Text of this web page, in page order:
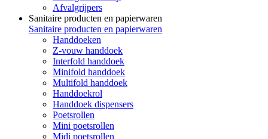
Afvalgrijpers
Sanitaire producten en papierwaren
Sanitaire producten en papierwaren
Handdoeken
Z-vouw handdoek
Interfold handdoek
Minifold handdoek
Multifold handdoek
Handdoekrol
Handdoek dispensers
Poetsrollen
Mini poetsrollen
Midi poetsrollen